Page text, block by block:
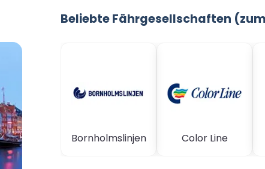
Beliebte Fährgesellschaften
Bornholmslinjen Color Line